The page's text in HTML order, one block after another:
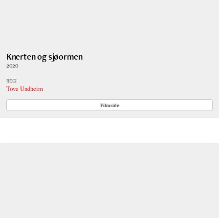
Knerten og sjøormen
2020
REGI
Tove Undheim
Filmside